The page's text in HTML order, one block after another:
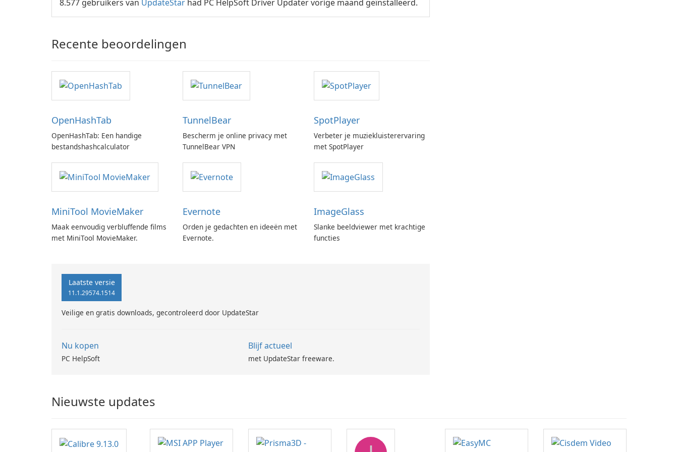
8.577 gebruikers van UpdateStar had PC HelpSoft Driver Updater vorige maand geïnstalleerd.
Recente beoordelingen
OpenHashTab
OpenHashTab: Een handige
bestandshashcalculator
TunnelBear
Bescherm je online privacy met
TunnelBear VPN
SpotPlayer
Verbeter je muziekluisterervaring
met SpotPlayer
MiniTool MovieMaker
Maak eenvoudig verbluffende films
met MiniTool MovieMaker.
Evernote
Orden je gedachten en ideeën met
Evernote.
ImageGlass
Slanke beeldviewer met krachtige
functies
Laatste versie
11.1.29574.1514
Veilige en gratis downloads, gecontroleerd door UpdateStar
Nu kopen
PC HelpSoft
Blijf actueel
met UpdateStar freeware.
Nieuwste updates